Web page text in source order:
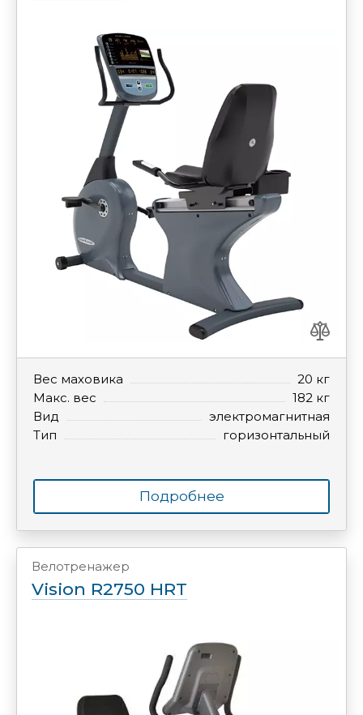
Вес маховика
20 кг
Макс. вес
182 кг
Вид
электромагнитная
Тип
горизонтальный
Подробнее
Велотренажер
Vision R2750 HRT